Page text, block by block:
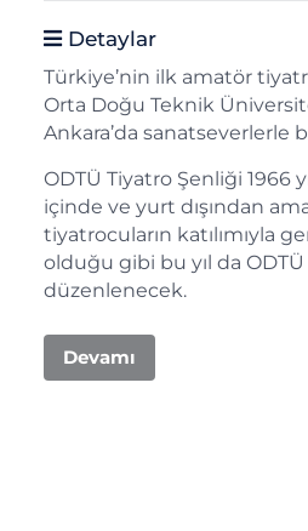
Detaylar
Türkiye’nin ilk amatör
Orta Doğu Teknik
Ankara’da sanatseverlerle
ODTÜ Tiyatro Şenliği 1966
içinde ve yurt dışından
tiyatrocuların katılımıyla
olduğu gibi bu yıl da ODTÜ
düzenlenecek.
Devamı